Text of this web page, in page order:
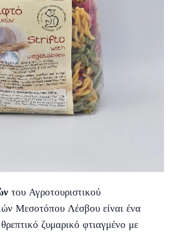
του Αγροτουριστικού
Μεσοτόπου Λέσβου είναι ένα
ζυμαρικό φτιαγμένο με